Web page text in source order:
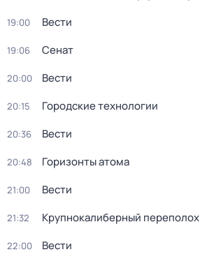
19:00 Вести
19:06 Сенат
20:00 Вести
20:15 Городские технологии
20:36 Вести
20:48 Горизонты атома
21:00 Вести
21:32 Крупнокалиберный переполох
22:00 Вести